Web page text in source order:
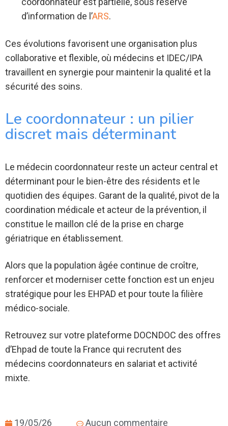
d’information de l’ARS.
Ces évolutions favorisent une organisation plus
collaborative et flexible, où médecins et IDEC/IPA
travaillent en synergie pour maintenir la qualité et la
sécurité des soins.
Le coordonnateur : un pilier
discret mais déterminant
Le médecin coordonnateur reste un acteur central et
déterminant pour le bien-être des résidents et le
quotidien des équipes. Garant de la qualité, pivot de la
coordination médicale et acteur de la prévention, il
constitue le maillon clé de la prise en charge
gériatrique en établissement.
Alors que la population âgée continue de croître,
renforcer et moderniser cette fonction est un enjeu
stratégique pour les EHPAD et pour toute la filière
médico-sociale.
Retrouvez sur votre plateforme DOCNDOC des offres
d’Ehpad de toute la France qui recrutent des
médecins coordonnateurs en salariat et activité
mixte.
19/05/26 Aucun commentaire